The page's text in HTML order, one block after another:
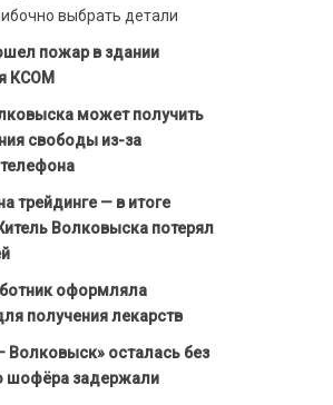
выбрать детали
пожар в здании
КСОМ
может получить
свободы из-за
трейдинге — в итоге
Волковыска потерял
оформляла
получения лекарств
Волковыск» осталась без
шофёра задержали